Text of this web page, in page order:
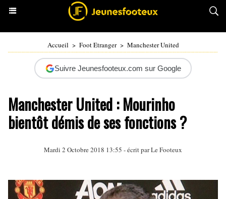
Accueil > Foot Etranger > Manchester United
Suivre Jeunesfooteux.com sur Google
Manchester United : Mourinho
bientôt démis de ses fonctions ?
Mardi 2 Octobre 2018 13:55 - écrit par Le Footeux